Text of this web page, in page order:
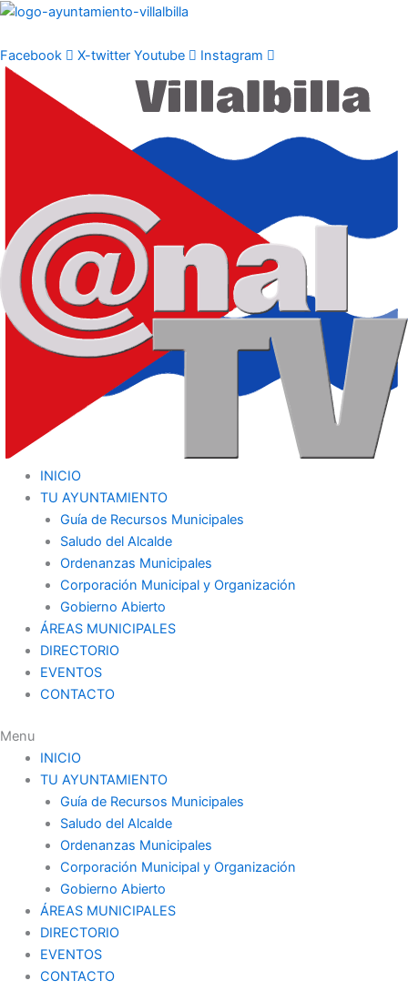
Ir
contenido
Facebook X-twitter Youtube Instagram
INICIO
TU AYUNTAMIENTO
Guía de Recursos Municipales
Saludo del Alcalde
Ordenanzas Municipales
Corporación Municipal y Organización
Gobierno Abierto
ÁREAS MUNICIPALES
DIRECTORIO
EVENTOS
CONTACTO
Menu
INICIO
TU AYUNTAMIENTO
Guía de Recursos Municipales
Saludo del Alcalde
Ordenanzas Municipales
Corporación Municipal y Organización
Gobierno Abierto
ÁREAS MUNICIPALES
DIRECTORIO
EVENTOS
CONTACTO